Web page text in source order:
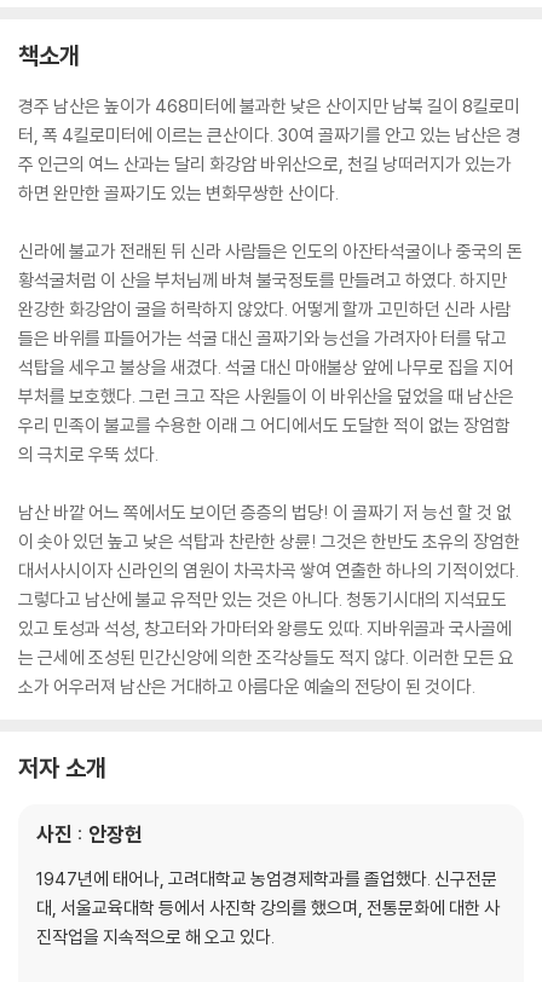
책소개
경주 남산은 높이가 468미터에 불과한 낮은 산이지만 남북 길이 8킬로미
터, 폭 4킬로미터에 이르는 큰산이다. 30여 골짜기를 안고 있는 남산은 경
주 인근의 여느 산과는 달리 화강암 바위산으로, 천길 낭떠러지가 있는가
하면 완만한 골짜기도 있는 변화무쌍한 산이다.
신라에 불교가 전래된 뒤 신라 사람들은 인도의 아잔타석굴이나 중국의 돈
황석굴처럼 이 산을 부처님께 바쳐 불국정토를 만들려고 하였다. 하지만
완강한 화강암이 굴을 허락하지 않았다. 어떻게 할까 고민하던 신라 사람
들은 바위를 파들어가는 석굴 대신 골짜기와 능선을 가려자아 터를 닦고
석탑을 세우고 불상을 새겼다. 석굴 대신 마애불상 앞에 나무로 집을 지어
부처를 보호했다. 그런 크고 작은 사원들이 이 바위산을 덮었을 때 남산은
우리 민족이 불교를 수용한 이래 그 어디에서도 도달한 적이 없는 장엄함
의 극치로 우뚝 섰다.
남산 바깥 어느 쪽에서도 보이던 층층의 법당! 이 골짜기 저 능선 할 것 없
이 솟아 있던 높고 낮은 석탑과 찬란한 상륜! 그것은 한반도 초유의 장엄한
대서사시이자 신라인의 염원이 차곡차곡 쌓여 연출한 하나의 기적이었다.
그렇다고 남산에 불교 유적만 있는 것은 아니다. 청동기시대의 지석묘도
있고 토성과 석성, 창고터와 가마터와 왕릉도 있따. 지바위골과 국사골에
는 근세에 조성된 민간신앙에 의한 조각상들도 적지 않다. 이러한 모든 요
소가 어우러져 남산은 거대하고 아름다운 예술의 전당이 된 것이다.
저자 소개
사진 : 안장헌
1947년에 태어나, 고려대학교 농엄경제학과를 졸업했다. 신구전문
대, 서울교육대학 등에서 사진학 강의를 했으며, 전통문화에 대한 사
진작업을 지속적으로 해 오고 있다.